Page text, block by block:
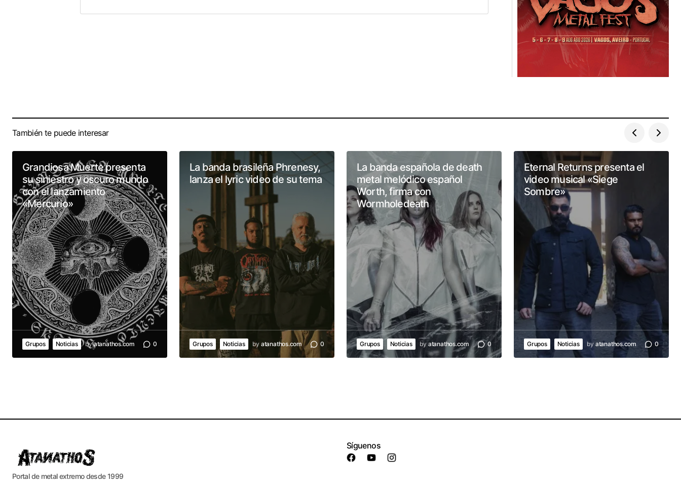
También te puede interesar
Grandiosa Muerte presenta
su siniestro y oscuro mundo
con el lanzamiento
«Mercurio»
Grupos Noticias byatanathos.com 0
La banda brasileña Phrenesy,
lanza el lyric video de su tema
Grupos Noticias by atanathos.com 0
La banda española de death
metal melódico español
Worth, firma con
Wormholedeath
Grupos Noticias by atanathos.com 0
Eternal Returns presenta el
video musical «Siege
Sombre»
Grupos Noticias by atanathos.com 0
Portal de metal extremo desde 1999
Síguenos